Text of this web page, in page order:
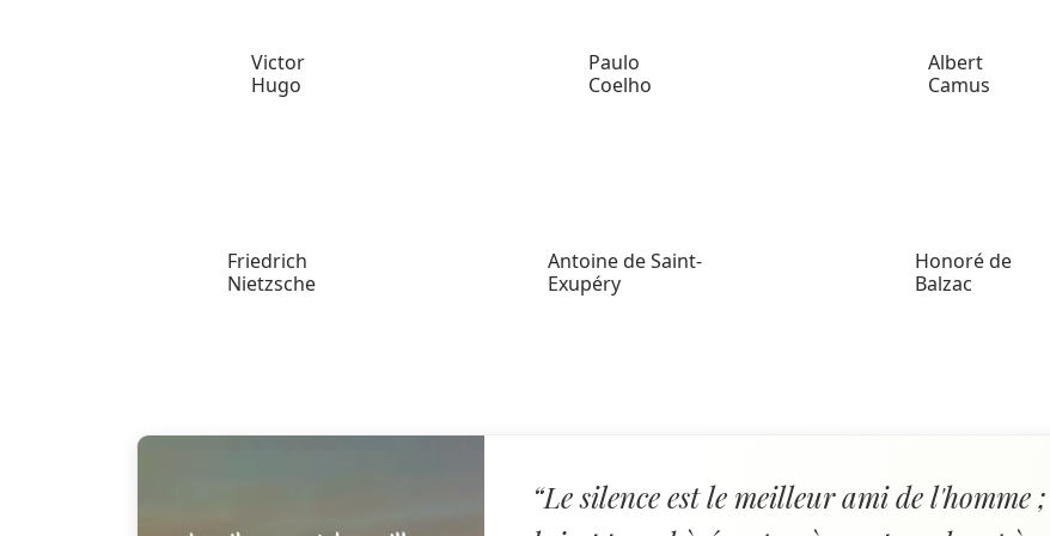
Victor
Hugo
Paulo
Coelho
Albert
Camus
Friedrich
Nietzsche
Antoine de Saint-
Exupéry
Honoré de
Balzac
“Le silence est le meilleur ami de l'homme